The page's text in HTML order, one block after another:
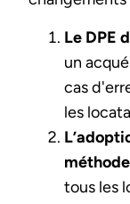
Le DPE
un
cas
les
tous les